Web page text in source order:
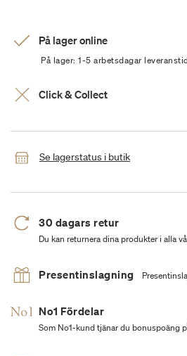
På lager online
På lager: 1-5 arbetsdagar
Click & Collect
Se lagerstatus i butik
30 dagars retur
Du kan returnera dina produkter i alla
Presentinslagning
No1 Fördelar
Som No1-kund tjänar du bonuspoäng